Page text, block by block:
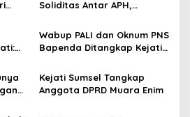
Soliditas Antar APH,
Kunjungi Kejari
Wabup PALI dan Oknum PNS
Bapenda Ditangkap Kejati
Kejati Sumsel Tangkap
Anggota DPRD Muara Enim